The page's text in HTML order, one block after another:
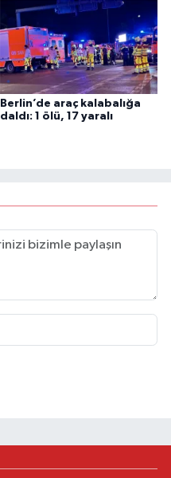
Berlin’de araç kalabalığa
daldı: 1 ölü, 17 yaralı